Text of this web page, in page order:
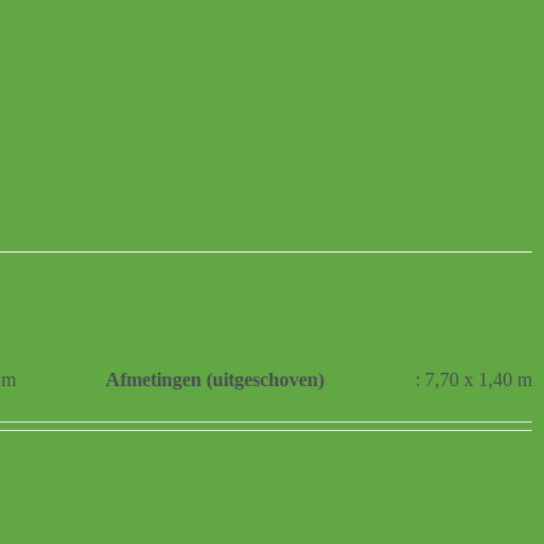
Afmetingen (uitgeschoven) : 7,70 x 1,40 m